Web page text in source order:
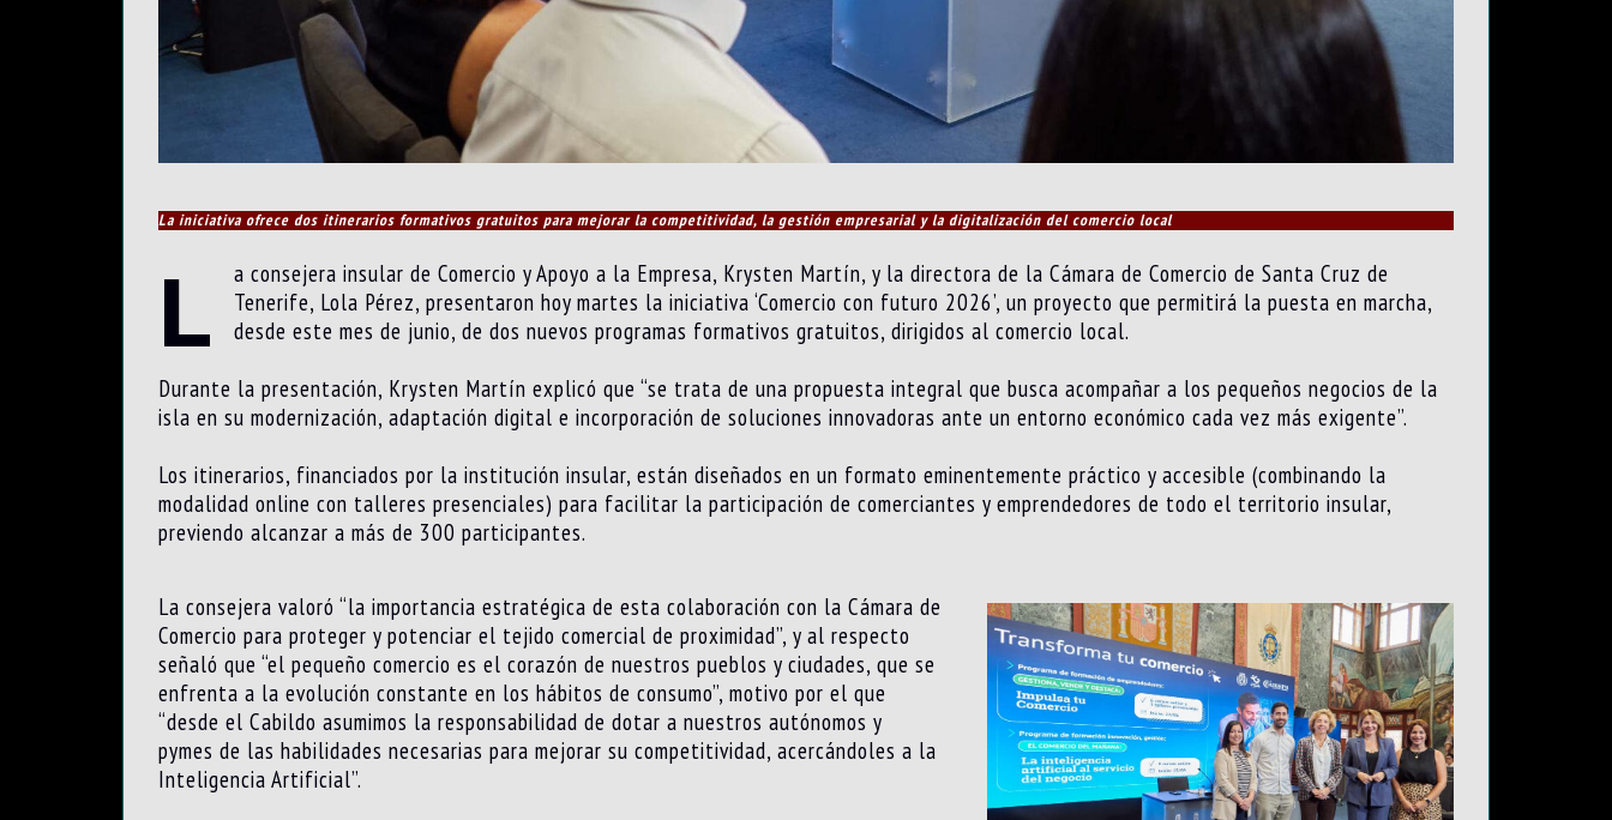
La iniciativa ofrece dos itinerarios formativos gratuitos para mejorar la competitividad, la gestión empresarial y la digitalización del comercio local
L
a consejera insular de Comercio y Apoyo a la Empresa, Krysten Martín, y la directora de la Cámara de Comercio de Santa Cruz de
Tenerife, Lola Pérez, presentaron hoy martes la iniciativa ‘Comercio con futuro 2026’, un proyecto que permitirá la puesta en marcha,
desde este mes de junio, de dos nuevos programas formativos gratuitos, dirigidos al comercio local.
Durante la presentación, Krysten Martín explicó que “se trata de una propuesta integral que busca acompañar a los pequeños negocios de la
isla en su modernización, adaptación digital e incorporación de soluciones innovadoras ante un entorno económico cada vez más exigente”.
Los itinerarios, financiados por la institución insular, están diseñados en un formato eminentemente práctico y accesible (combinando la
modalidad online con talleres presenciales) para facilitar la participación de comerciantes y emprendedores de todo el territorio insular,
previendo alcanzar a más de 300 participantes.
La consejera valoró “la importancia estratégica de esta colaboración con la Cámara de
Comercio para proteger y potenciar el tejido comercial de proximidad”, y al respecto
señaló que “el pequeño comercio es el corazón de nuestros pueblos y ciudades, que se
enfrenta a la evolución constante en los hábitos de consumo”, motivo por el que
“desde el Cabildo asumimos la responsabilidad de dotar a nuestros autónomos y
pymes de las habilidades necesarias para mejorar su competitividad, acercándoles a la
Inteligencia Artificial”.